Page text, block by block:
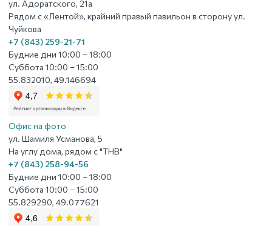
ул. Адоратского, 21а
Рядом с «Лентой», крайний правый павильон в сторону ул.
Чуйкова
+7 (843) 259-21-71
Будние дни 10:00 – 18:00
Суббота 10:00 – 15:00
55.832010, 49.146694
Офис на фото
ул. Шамиля Усманова, 5
На углу дома, рядом с "ТНВ"
+7 (843) 258-94-56
Будние дни 10:00 – 18:00
Суббота 10:00 – 15:00
55.829290, 49.077621